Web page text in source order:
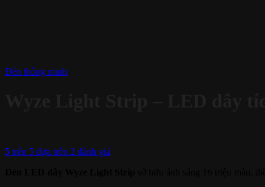
Đèn thông minh
5 trên 5 dựa trên 2 đánh giá